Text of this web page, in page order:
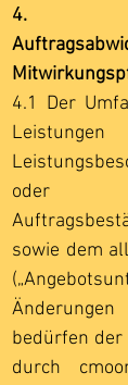
4.
4.1 Der
oder
sowie dem
bedürfen
durch